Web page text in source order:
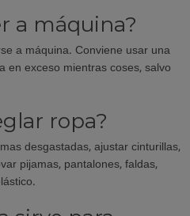
a máquina?
a máquina. Conviene usar una
en exceso mientras coses, salvo
ropa?
desgastadas, ajustar cinturillas,
pijamas, pantalones, faldas,